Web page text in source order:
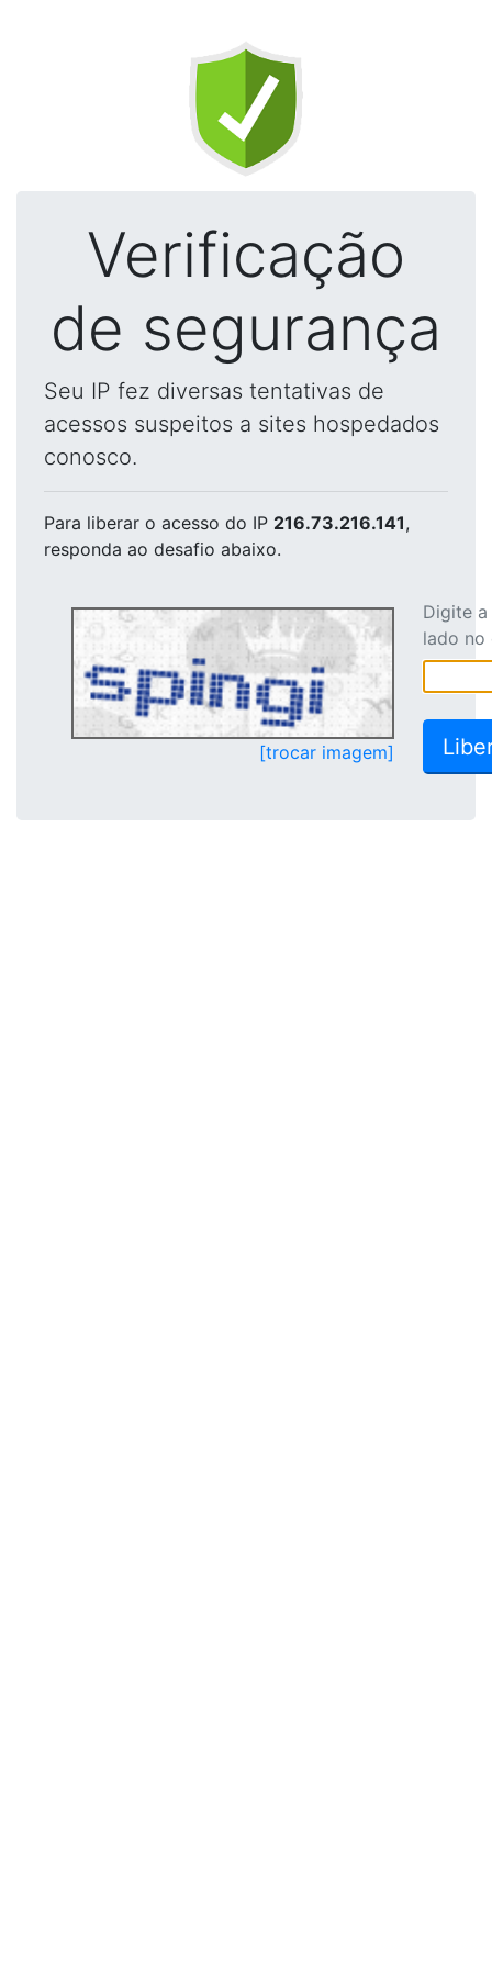
Verificação
de segurança
Seu IP fez diversas tentativas de
acessos suspeitos a sites hospedados
conosco.
Para liberar o acesso do IP 216.73.216.141,
responda ao desafio abaixo.
[trocar imagem]
Digite
lado no